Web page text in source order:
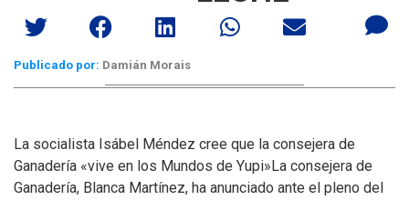
Publicado por: Damián Morais
La socialista Isábel Méndez cree que la consejera de
Ganadería «vive en los Mundos de Yupi»La consejera de
Ganadería, Blanca Martínez, ha anunciado ante el pleno del